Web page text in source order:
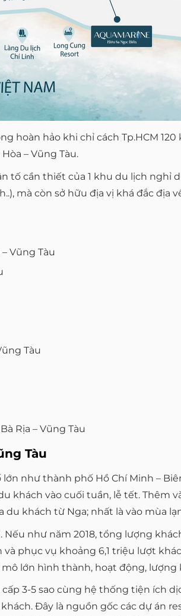
hoàn hảo khi chỉ cách Tp.HCM
– Vũng Tàu.
tố cần thiết của 1 khu du lịch nghỉ
mà còn sở hữu địa vị khá đắc địa
Vũng Tàu
Tàu
Rịa – Vũng Tàu
Tàu
như thành phố Hồ Chí Minh –
khách vào cuối tuần, lễ tết. Thêm
khách từ Nga; nhất là vào mùa
như năm 2018, tổng lượng
phục vụ khoảng 6,1 triệu lượt
lớn hình thành, hoạt động,
3-5 sao cùng hệ thống tiện ích
Đây là nguồn gốc các dự án